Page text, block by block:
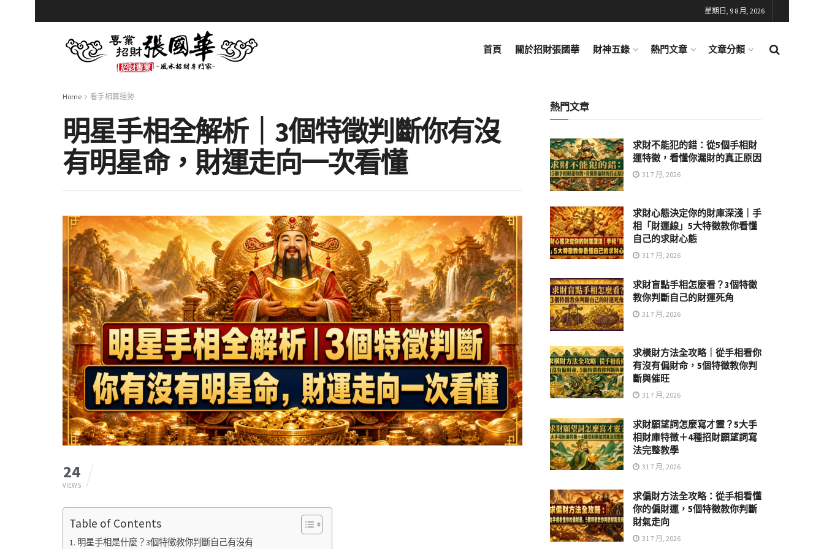
星期日, 9 8 月, 2026
首頁 關於招財張國華 財神五錄 熱門文章 文章分類
Home 看手相算運勢
明星手相全解析｜3個特徵判斷你有沒
有明星命，財運走向一次看懂
24
VIEWS
Table of Contents
明星手相是什麼？3個特徵教你判斷自己有沒有
熱門文章
求財不能犯的錯：從5個手相財
運特徵，看懂你漏財的真正原因
31 7 月, 2026
求財心態決定你的財庫深淺｜手
相「財運線」5大特徵教你看懂
自己的求財心態
31 7 月, 2026
求財盲點手相怎麼看？3個特徵
教你判斷自己的財運死角
31 7 月, 2026
求橫財方法全攻略｜從手相看你
有沒有偏財命，5個特徵教你判
斷與催旺
31 7 月, 2026
求財願望詞怎麼寫才靈？5大手
相財庫特徵＋4種招財願望詞寫
法完整教學
31 7 月, 2026
求偏財方法全攻略：從手相看懂
你的偏財運，5個特徵教你判斷
財氣走向
31 7 月, 2026